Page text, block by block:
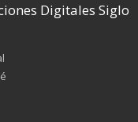
Digitales Siglo